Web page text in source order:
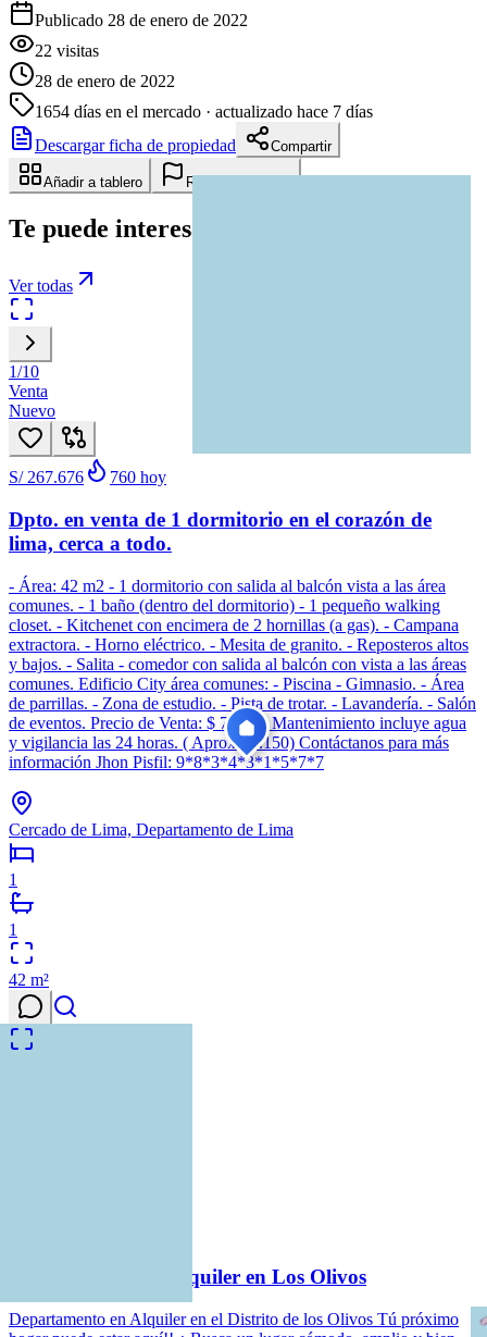
Publicado 28 de enero de 2022
22 visitas
28 de enero de 2022
1654 días en el mercado · actualizado hace 7 días
Descargar ficha de propiedad
Compartir
Añadir a tablero Reportar anuncio
Te puede interesar
Ver todas
1/10
Venta
Nuevo
S/ 267.676 760 hoy
Dpto. en venta de 1 dormitorio en el corazón de
lima, cerca a todo.
- Área: 42 m2 - 1 dormitorio con salida al balcón vista a las área
comunes. - 1 baño (dentro del dormitorio) - 1 pequeño walking
closet. - Kitchenet con encimera de 2 hornillas (a gas). - Campana
extractora. - Horno eléctrico. - Mesita de granito. - Reposteros altos
y bajos. - Salita - comedor con salida al balcón con vista a las áreas
comunes. Edificio City área comunes: - Piscina - Gimnasio. - Área
de parrillas. - Zona de estudio. - Pista de trotar. - Lavandería. - Salón
de eventos. Precio de Venta: $ 79,000 Mantenimiento incluye agua
y vigilancia las 24 horas. ( Aprox. S/.150) Contáctanos para más
información Jhon Pisfil: 9*8*3*4*3*1*5*7*7
Cercado de Lima, Departamento de Lima
1
1
42 m²
Departamento en Alquiler en Los Olivos
Departamento en Alquiler en el Distrito de los Olivos Tú próximo